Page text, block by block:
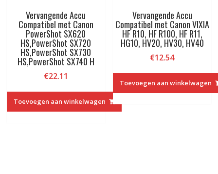
Vervangende Accu
Compatibel met Canon
PowerShot SX620
HS,PowerShot SX720
HS,PowerShot SX730
HS,PowerShot SX740 H
€22.11
Toevoegen aan winkelwagen
Vervangende Accu
Compatibel met Canon VIXIA
HF R10, HF R100, HF R11,
HG10, HV20, HV30, HV40
€12.54
Toevoegen aan winkelwagen